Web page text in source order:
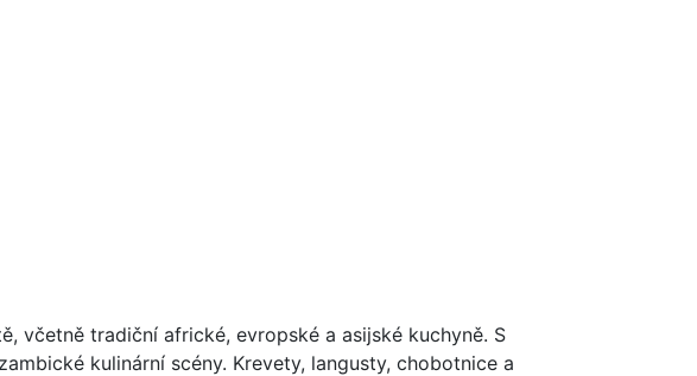
včetně tradiční africké, evropské a asijské kuchyně. S
kulinární scény. Krevety, langusty, chobotnice a